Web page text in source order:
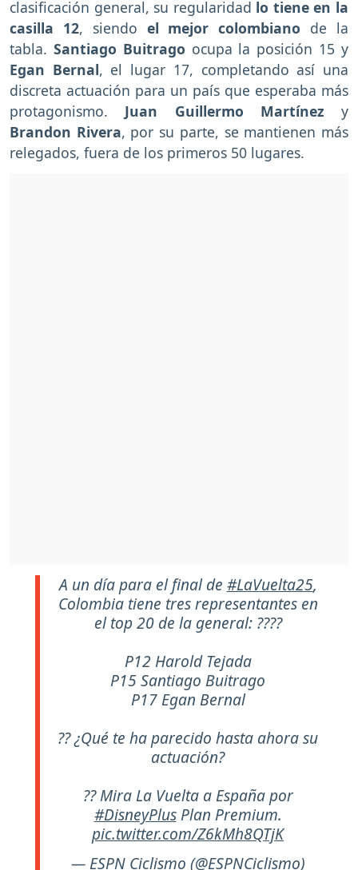
clasificación general, su regularidad lo tiene en la
casilla 12, siendo el mejor colombiano de la
tabla. Santiago Buitrago ocupa la posición 15 y
Egan Bernal, el lugar 17, completando así una
discreta actuación para un país que esperaba más
protagonismo. Juan Guillermo Martínez y
Brandon Rivera, por su parte, se mantienen más
relegados, fuera de los primeros 50 lugares.
A un día para el final de #LaVuelta25,
Colombia tiene tres representantes en
el top 20 de la general: ????
P12 Harold Tejada
P15 Santiago Buitrago
P17 Egan Bernal
?? ¿Qué te ha parecido hasta ahora su
actuación?
?? Mira La Vuelta a España por
#DisneyPlusPlan Premium.
pic.twitter.com/Z6kMh8QTjK
— ESPN Ciclismo (@ESPNCiclismo)